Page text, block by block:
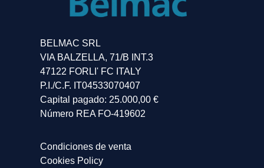
BELMAC SRL
VIA BALZELLA, 71/B INT.3
47122 FORLI' FC ITALY
P.I./C.F. IT04533070407
Capital pagado: 25.000,00 €
Número REA FO-419602
Condiciones de venta
Cookies Policy